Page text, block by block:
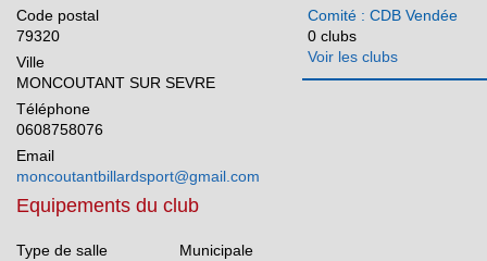
Code postal
79320
Ville
MONCOUTANT SUR SEVRE
Téléphone
0608758076
Email
moncoutantbillardsport@gmail.com
Comité : CDB Vendée
0 clubs
Voir les clubs
Equipements du club
Type de salle
Municipale